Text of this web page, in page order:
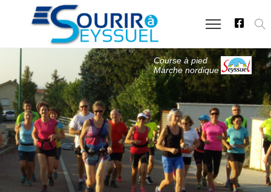
Course à pied
Marche nordique